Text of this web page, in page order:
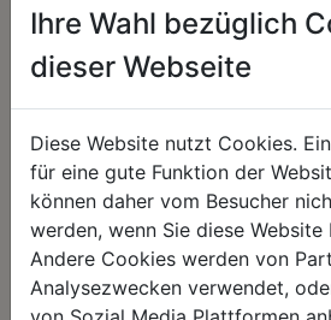
HARMONIE
schenken natürliche, stilvolle
Momente für harmonische Stunden
zu Hause – den Ort, an dem
Menschen sich geborgen fühlen und
positive Energie schöpfen.
Ihre Wahl bezüglich
dieser Webseite
Diese Website nutzt Cookies.
für eine gute Funktion der
können daher vom Besucher
werden, wenn Sie diese Website
Andere Cookies werden von
Analysezwecken verwendet,